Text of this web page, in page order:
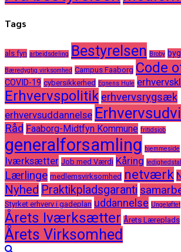
Tags
als fyn arbejdsdeling Bestyrelsen Broby
Bæredygtig virksomhed Campus Faaborg Code
COVID-19 cybersikkerhed Egnens Hule
Erhvervspolitik erhvervsrygsæk
erhvervsuddannelse
Råd Faaborg-Midtfyn Kommune fritidsjob
generalforsamling hjemmeside
Iværksætter Job med Værdi Kåring ledighedstal
Lærlinge medlemsvirksomhed netværk
Nyhed Praktikpladsgaranti
Styrket erhverv i gadeplan uddannelse Ungeløftet
Årets Iværksætter Årets Læreplads
Årets Virksomhed